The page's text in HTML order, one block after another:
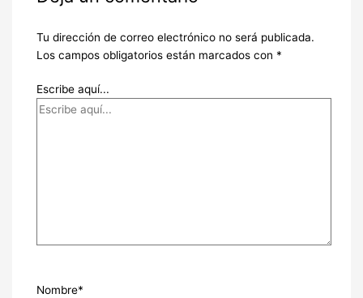
Tu dirección de correo electrónico no será publicada.
Los campos obligatorios están marcados con *
Escribe aquí...
Nombre*